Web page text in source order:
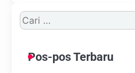
Cari
untuk:
Pos-pos Terbaru